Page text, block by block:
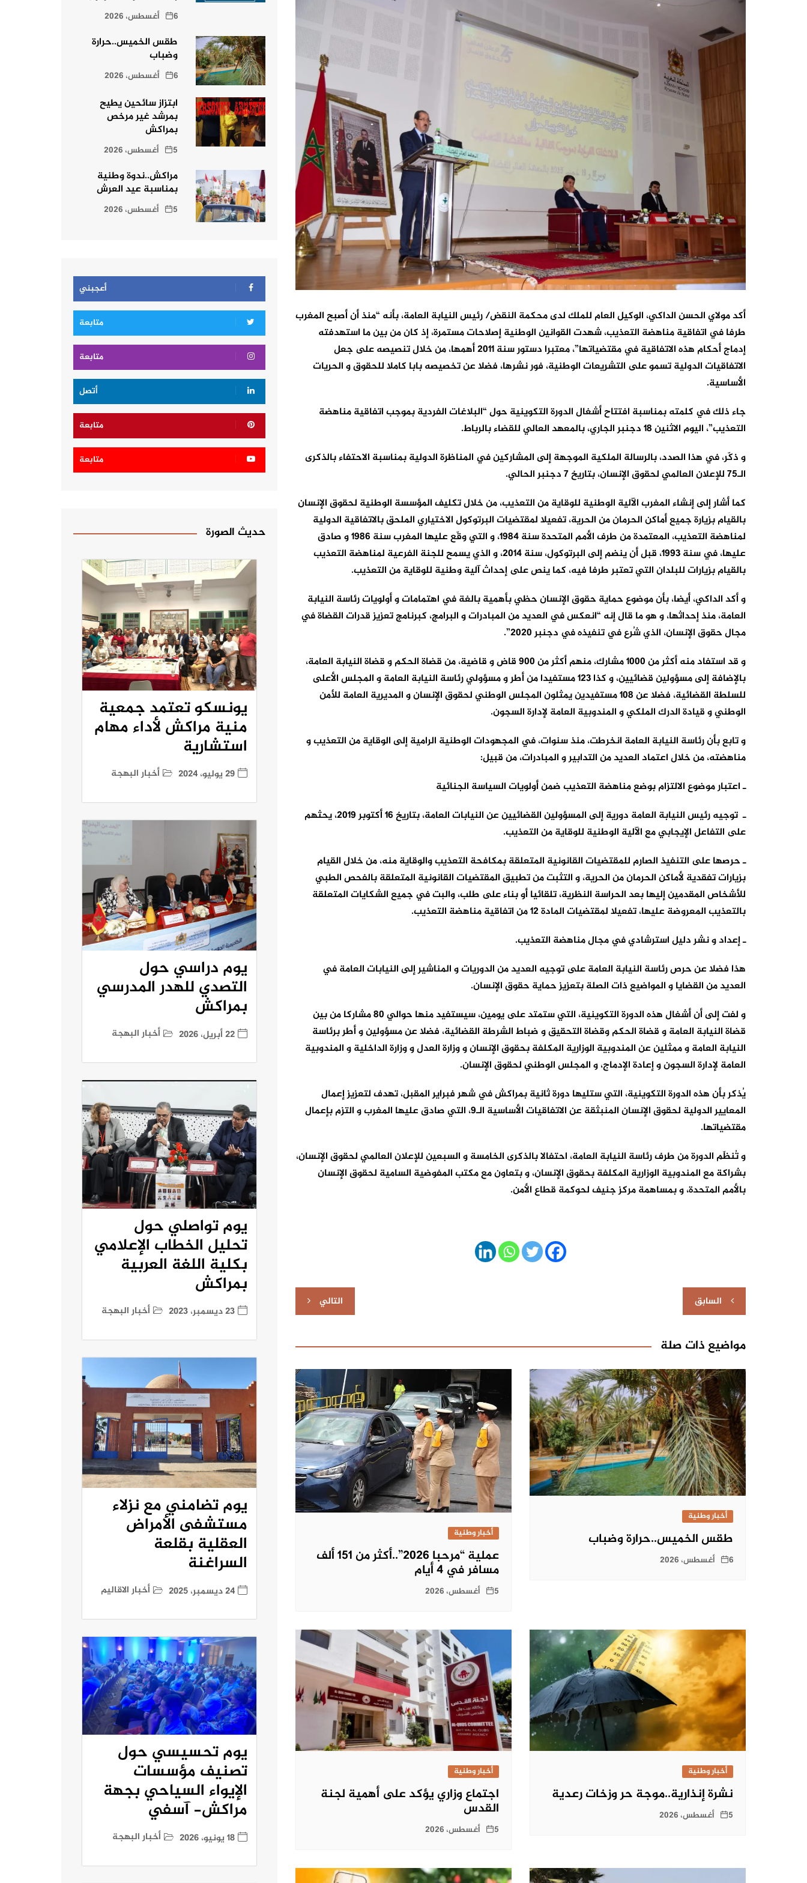
أكد مولاي الحسن الداكي، الوكيل العام للملك لدى محكمة النقض/ رئيس النيابة العامة، بأنه “منذ أن أصبح المغرب
طرفا في اتفاقية مناهضة التعذيب، شهدت القوانين الوطنية إصلاحات مستمرة، إذ كان من بين ما استهدفته
إدماج أحكام هذه الاتفاقية في مقتضياتها”، معتبرا دستور سنة 2011 أهمها، من خلال تنصيصه على جعل
الاتفاقيات الدولية تسمو على التشريعات الوطنية، فور نشرها، فضلا عن تخصيصه بابا كاملا للحقوق و الحريات
الأساسية.
جاء ذلك في كلمته بمناسبة افتتاح أشغال الدورة التكوينية حول “البلاغات الفردية بموجب اتفاقية مناهضة
التعذيب”، اليوم الاثنين 18 دجنبر الجاري، بالمعهد العالي للقضاء بالرباط.
و ذكّر، في هذا الصدد، بالرسالة الملكية الموجهة إلى المشاركين في المناظرة الدولية بمناسبة الاحتفاء بالذكرى
الـ75 للإعلان العالمي لحقوق الإنسان، بتاريخ 7 دجنبر الحالي.
كما أشار إلى إنشاء المغرب الآلية الوطنية للوقاية من التعذيب، من خلال تكليف المؤسسة الوطنية لحقوق الإنسان
بالقيام بزيارة جميع أماكن الحرمان من الحرية، تفعيلا لمقتضيات البرتوكول الاختياري الملحق بالاتفاقية الدولية
لمناهضة التعذيب، المعتمدة من طرف الأمم المتحدة سنة 1984، و التي وقّع عليها المغرب سنة 1986 و صادق
عليها، في سنة 1993، قبل أن ينضم إلى البرتوكول، سنة 2014، و الذي يسمح للجنة الفرعية لمناهضة التعذيب
بالقيام بزيارات للبلدان التي تعتبر طرفا فيه، كما ينص على إحداث آلية وطنية للوقاية من التعذيب.
و أكد الداكي، أيضا، بأن موضوع حماية حقوق الإنسان حظي بأهمية بالغة في اهتمامات و أولويات رئاسة النيابة
العامة، منذ إحداثها، و هو ما قال إنه “انعكس في العديد من المبادرات و البرامج، كبرنامج تعزيز قدرات القضاة في
مجال حقوق الإنسان، الذي شُرع في تنفيذه في دجنبر 2020”.
و قد استفاد منه أكثر من 1000 مشارك، منهم أكثر من 900 قاض و قاضية، من قضاة الحكم و قضاة النيابة العامة،
بالإضافة إلى مسؤولين قضائيين، و كذا 123 مستفيدا من أطر و مسؤولي رئاسة النيابة العامة و المجلس الأعلى
للسلطة القضائية، فضلا عن 108 مستفيدين يمثلون المجلس الوطني لحقوق الإنسان و المديرية العامة للأمن
الوطني و قيادة الدرك الملكي و المندوبية العامة لإدارة السجون.
و تابع بأن رئاسة النيابة العامة انخرطت، منذ سنوات، في المجهودات الوطنية الرامية إلى الوقاية من التعذيب و
مناهضته، من خلال اعتماد العديد من التدابير و المبادرات، من قبيل:
ـ اعتبار موضوع الالتزام بوضع مناهضة التعذيب ضمن أولويات السياسة الجنائية
ـ توجيه رئيس النيابة العامة دورية إلى المسؤولين القضائيين عن النيابات العامة، بتاريخ 16 أكتوبر 2019، يحثهم
على التفاعل الإيجابي مع الآلية الوطنية للوقاية من التعذيب.
ـ حرصها على التنفيذ الصارم للمقتضيات القانونية المتعلقة بمكافحة التعذيب والوقاية منه، من خلال القيام
بزيارات تفقدية لأماكن الحرمان من الحرية، و التثبت من تطبيق المقتضيات القانونية المتعلقة بالفحص الطبي
للأشخاص المقدمين إليها بعد الحراسة النظرية، تلقائيا أو بناء على طلب، والبت في جميع الشكايات المتعلقة
بالتعذيب المعروضة عليها، تفعيلا لمقتضيات المادة 12 من اتفاقية مناهضة التعذيب.
ـ إعداد و نشر دليل استرشادي في مجال مناهضة التعذيب.
هذا فضلا عن حرص رئاسة النيابة العامة على توجيه العديد من الدوريات و المناشير إلى النيابات العامة في
العديد من القضايا و المواضيع ذات الصلة بتعزيز حماية حقوق الإنسان.
و لفت إلى أن أشغال هذه الدورة التكوينية، التي ستمتد على يومين، سيستفيد منها حوالي 80 مشاركا من بين
قضاة النيابة العامة و قضاة الحكم وقضاة التحقيق و ضباط الشرطة القضائية، فضلا عن مسؤولين و أطر برئاسة
النيابة العامة و ممثلين عن المندوبية الوزارية المكلفة بحقوق الإنسان و وزارة العدل و وزارة الداخلية و المندوبية
العامة لإدارة السجون و إعادة الإدماج، و المجلس الوطني لحقوق الإنسان.
يُذكر بأن هذه الدورة التكوينية، التي ستليها دورة ثانية بمراكش في شهر فبراير المقبل، تهدف لتعزيز إعمال
المعايير الدولية لحقوق الإنسان المنبثقة عن الاتفاقيات الأساسية الـ9، التي صادق عليها المغرب و التزم بإعمال
مقتضياتها.
و تُنظّم الدورة من طرف رئاسة النيابة العامة، احتفالا بالذكرى الخامسة و السبعين للإعلان العالمي لحقوق الإنسان،
بشراكة مع المندوبية الوزارية المكلفة بحقوق الإنسان، و بتعاون مع مكتب المفوضية السامية لحقوق الإنسان
بالأمم المتحدة، و بمساهمة مركز جنيف لحوكمة قطاع الأمن.
تصفّح
المقالات
السابق التالي
مواضيع ذات صلة
أخبار وطنية
طقس الخميس..حرارة وضباب
6 أغسطس، 2026
أخبار وطنية
عملية “مرحبا 2026”..أكثر من 151 ألف
مسافر في 4 أيام
5 أغسطس، 2026
أخبار وطنية
نشرة إنذارية..موجة حر وزخات رعدية
5 أغسطس، 2026
أخبار وطنية
اجتماع وزاري يؤكد على أهمية لجنة
القدس
5 أغسطس، 2026
6 أغسطس، 2026
طقس الخميس..حرارة
وضباب
6 أغسطس، 2026
ابتزاز سائحين يطيح
بمرشد غير مرخص
بمراكش
5 أغسطس، 2026
مراكش..ندوة وطنية
بمناسبة عيد العرش
5 أغسطس، 2026
أعجبني
متابعة
متابعة
أتصل
متابعة
متابعة
حديث الصورة
يونسكو تعتمد جمعية
منية مراكش لأداء مهام
استشارية
29 يوليو، 2024 أخبار البهجة
يوم دراسي حول
التصدي للهدر المدرسي
بمراكش
22 أبريل، 2026 أخبار البهجة
يوم تواصلي حول
تحليل الخطاب الإعلامي
بكلية اللغة العربية
بمراكش
23 ديسمبر، 2023 أخبار البهجة
يوم تضامني مع نزلاء
مستشفى الأمراض
العقلية بقلعة
السراغنة
24 ديسمبر، 2025 أخبار الاقاليم
يوم تحسيسي حول
تصنيف مؤسسات
الإيواء السياحي بجهة
مراكش- آسفي
18 يونيو، 2026 أخبار البهجة